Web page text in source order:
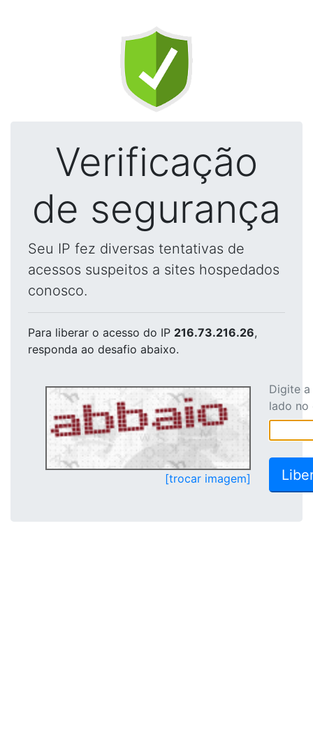
Verificação
de segurança
Seu IP fez diversas tentativas de
acessos suspeitos a sites hospedados
conosco.
Para liberar o acesso do IP 216.73.216.26,
responda ao desafio abaixo.
[trocar imagem]
Digite
lado no